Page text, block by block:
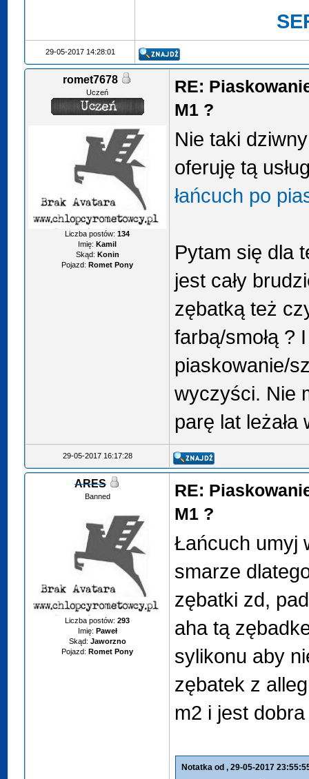
29-05-2017 14:28:01
romet7678
Uczeń
Liczba postów:134
Imię: Kamil
Skąd: Konin
Pojazd: Romet Pony
RE:
M1 ?
Nie taki
oferuję tą
łańcuch po
Pytam się dla
jest cały
zębatką też
farbą/smołą ?
piaskowanie/
wyczyści. Nie
parę lat
29-05-2017 16:17:28
ARES
Banned
Liczba postów:293
Imię: Paweł
Skąd: Jaworzno
Pojazd: Romet Pony
RE:
M1 ?
Łańcuch umyj
smarze
zębatki zd,
aha tą
sylikonu aby
zębatek z
m2 i jest
Notatka od, 29-05-2017